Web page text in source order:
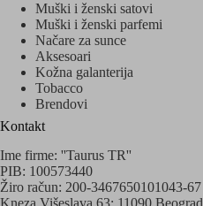
Muški i ženski satovi
Muški i ženski parfemi
Načare za sunce
Aksesoari
Kožna galanterija
Tobacco
Brendovi
Kontakt
Ime firme: ''Taurus TR''
PIB: 100573440
Žiro račun: 200-3467650101043-67